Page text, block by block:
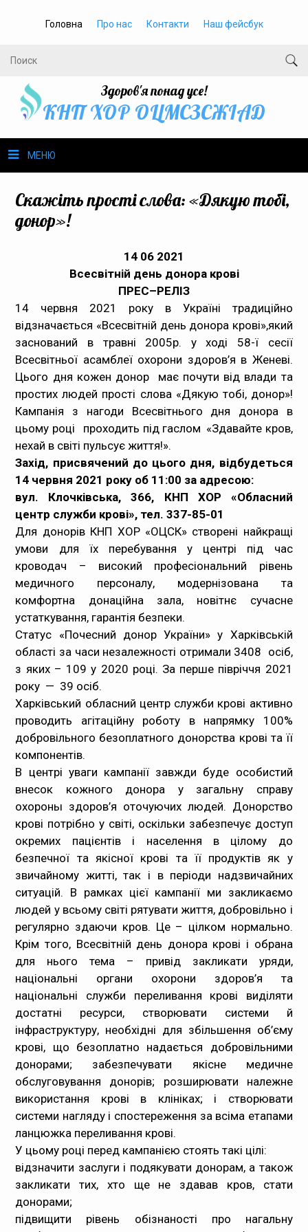
Головна Про нас Контакти Наш фейсбук
Здоров'я понад усе!
КНП ХОР ОЦМСЗСЖIАД
МЕНЮ
Громадське здоров’я
Медпрацівникам
Статистика
Документи
Контакти
Карта сайта
Скажіть прості слова: «Дякую тобі,
донор»!
1 4 06 2021
Всесвітній день донора крові
ПРЕС–РЕЛІЗ
14 червня 2021 року в Україні традиційно
відзначається «Всесвітній день донора крові»,який
заснований в травні 2005р. у ході 58-ї сесії
Всесвітньої асамблеї охорони здоров’я в Женеві.
Цього дня кожен донор має почути від влади та
простих людей прості слова «Дякую тобі, донор»!
Кампанія з нагоди Всесвітнього дня донора в
цьому році проходить під гаслом «Здавайте кров,
нехай в світі пульсує життя!».
Захід, присвячений до цього дня, відбудеться
14 червня 2021 року об 11:00 за адресою:
вул. Клочківська, 366, КНП ХОР «Обласний
центр служби крові», тел. 337-85-01
Для донорів КНП ХОР «ОЦСК» створені найкращі
умови для їх перебування у центрі під час
кроводач – високий професіональний рівень
медичного персоналу, модернізована та
комфортна донаційна зала, новітнє сучасне
устаткування, гарантія безпеки.
Статус «Почесний донор України» у Харківській
області за часи незалежності отримали 3408 осіб,
з яких – 109 у 2020 році. За перше півріччя 2021
року — 39 осіб.
Харківський обласний центр служби крові активно
проводить агітаційну роботу в напрямку 100%
добровільного безоплатного донорства крові та її
компонентів.
В центрі уваги кампанії завжди буде особистий
внесок кожного донора у загальну справу
охороны здоров’я оточуючих людей. Донорство
крові потрібно у світі, оскільки забезпечує доступ
окремих пацієнтів і населення в цілому до
безпечної та якісної крові та її продуктів як у
звичайному житті, так і в періоди надзвичайних
ситуацій. В рамках цієї кампанії ми закликаємо
людей у всьому світі рятувати життя, добровільно і
регулярно здаючи кров. Це – цілком нормально.
Крім того, Всесвітній день донора крові і обрана
для нього тема – привід закликати уряди,
національні органи охорони здоров’я та
національні служби переливання крові виділяти
достатні ресурси, створювати системи й
інфраструктуру, необхідні для збільшення об’єму
крові, що безоплатно надається добровільними
донорами; забезпечувати якісне медичне
обслуговування донорів; розширювати належне
використання крові в клініках; і створювати
системи нагляду і спостереження за всіма етапами
ланцюжка переливання крові.
У цьому році перед кампанією стоять такі цілі:
відзначити заслуги і подякувати донорам, а також
закликати тих, хто ще не здавав кров, стати
донорами;
підвищити рівень обізнаності про нагальну